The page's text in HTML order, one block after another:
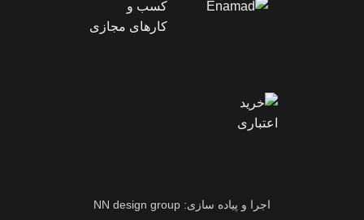
اجرا و پیاده سازی: NN design group